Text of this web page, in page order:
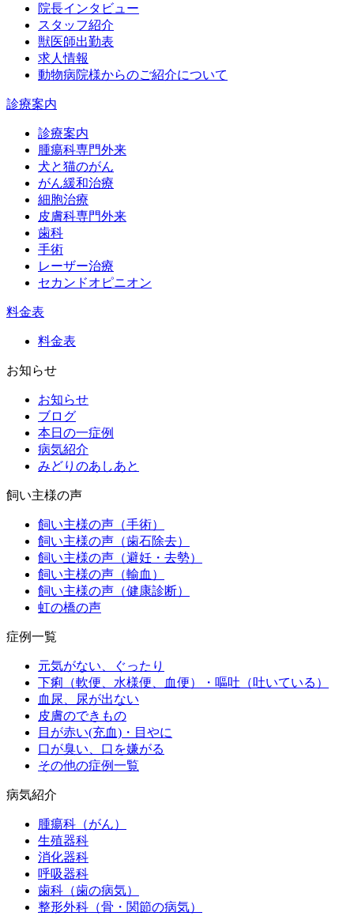
院長インタビュー
スタッフ紹介
獣医師出勤表
求人情報
動物病院様からのご紹介について
診療案内
診療案内
腫瘍科専門外来
犬と猫のがん
がん緩和治療
細胞治療
皮膚科専門外来
歯科
手術
レーザー治療
セカンドオピニオン
料金表
料金表
お知らせ
お知らせ
ブログ
本日の一症例
病気紹介
みどりのあしあと
飼い主様の声
飼い主様の声（手術）
飼い主様の声（歯石除去）
飼い主様の声（避妊・去勢）
飼い主様の声（輸血）
飼い主様の声（健康診断）
虹の橋の声
症例一覧
元気がない、ぐったり
下痢（軟便、水様便、血便）・嘔吐（吐いている）
血尿、尿が出ない
皮膚のできもの
目が赤い(充血)・目やに
口が臭い、口を嫌がる
その他の症例一覧
病気紹介
腫瘍科（がん）
生殖器科
消化器科
呼吸器科
歯科（歯の病気）
整形外科（骨・関節の病気）